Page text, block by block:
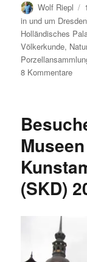
Autor
Wolf Riepl
in und um Dresden
Holländisches
Völkerkunde,
8 Kommentarezu
in
(SKD)